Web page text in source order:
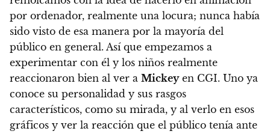
por ordenador, realmente una locura; nunca había
sido visto de esa manera por la mayoría del
público en general. Así que empezamos a
experimentar con él y los niños realmente
reaccionaron bien al ver a Mickeyen CGI. Uno ya
conoce su personalidad y sus rasgos
característicos, como su mirada, y al verlo en esos
gráficos y ver la reacción que el público tenía ante